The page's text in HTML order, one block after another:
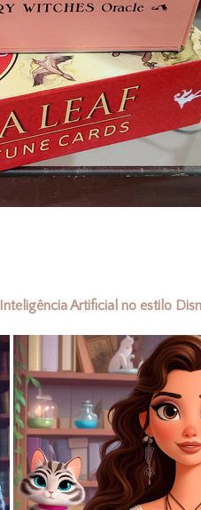
Inteligência Artificial no estilo